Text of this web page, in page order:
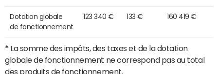
Dotation globale
de fonctionnement
123 340 € 133 € 160 419 €
* La somme des impôts, des taxes et de la dotation
globale de fonctionnement ne correspond pas au total
des produits de fonctionnement.